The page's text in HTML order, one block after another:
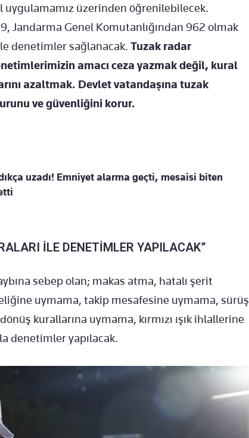
uygulamamız üzerinden öğrenilebilecek.
Jandarma Genel Komutanlığından 962 olmak
denetimler sağlanacak. Tuzak radar
amacı ceza yazmak değil, kural
azaltmak. Devlet vatandaşına tuzak
ve güvenliğini korur.
uzadı! Emniyet alarma geçti, mesaisi biten
İLE DENETİMLER YAPILACAK”
sebep olan; makas atma, hatalı şerit
uymama, takip mesafesine uymama, sürüş
kurallarına uymama, kırmızı ışık ihlallerine
denetimler yapılacak.